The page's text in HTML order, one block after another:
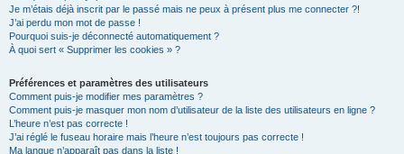
Je m’étais déjà inscrit par le passé mais ne peux à présent plus me connecter ?!
J’ai perdu mon mot de passe !
Pourquoi suis-je déconnecté automatiquement ?
À quoi sert « Supprimer les cookies » ?
Préférences et paramètres des utilisateurs
Comment puis-je modifier mes paramètres ?
Comment puis-je masquer mon nom d’utilisateur de la liste des utilisateurs en ligne ?
L’heure n’est pas correcte !
J’ai réglé le fuseau horaire mais l’heure n’est toujours pas correcte !
Ma langue n’apparaît pas dans la liste !